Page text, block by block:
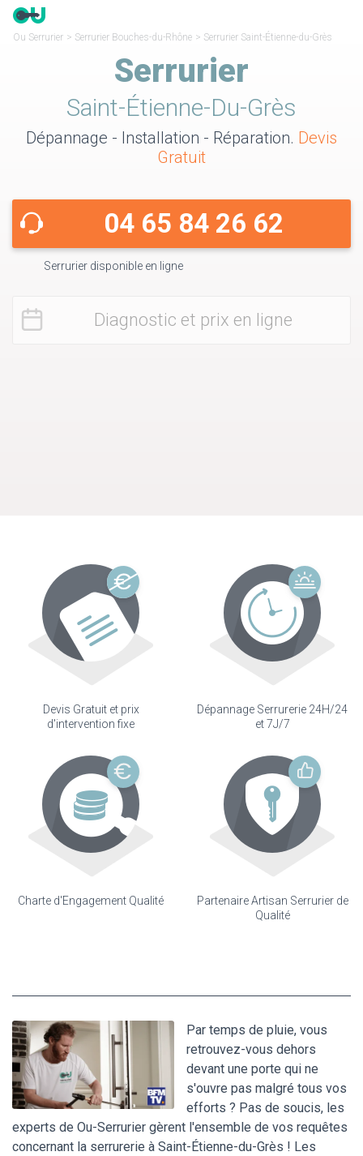
Ou Serrurier > Serrurier Bouches-du-Rhône > Serrurier Saint-Étienne-du-Grès
Serrurier
Saint-Étienne-Du-Grès
Dépannage - Installation - Réparation. Devis
Gratuit
04 65 84 26 62
Serrurier disponible en ligne
Diagnostic et prix en ligne
Devis Gratuit et prix
d'intervention fixe
Dépannage Serrurerie 24H/24
et 7J/7
Charte d'Engagement Qualité
Partenaire Artisan Serrurier de
Qualité
Par temps de pluie, vous
retrouvez-vous dehors
devant une porte qui ne
s'ouvre pas malgré tous vos
efforts ? Pas de soucis, les
experts de Ou-Serrurier gèrent l'ensemble de vos requêtes
concernant la serrurerie à Saint-Étienne-du-Grès ! Les